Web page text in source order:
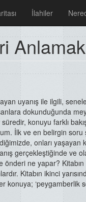
İlahiler
Anlamak
uyanış ile ilgili,
dokunduğunda
konuyu farklı
İlk ve en belirgin
onları
gerçekleştiğinde ve
önderi ne yapar?
Kitabın ikinci
konuya; ‘peygamberlik